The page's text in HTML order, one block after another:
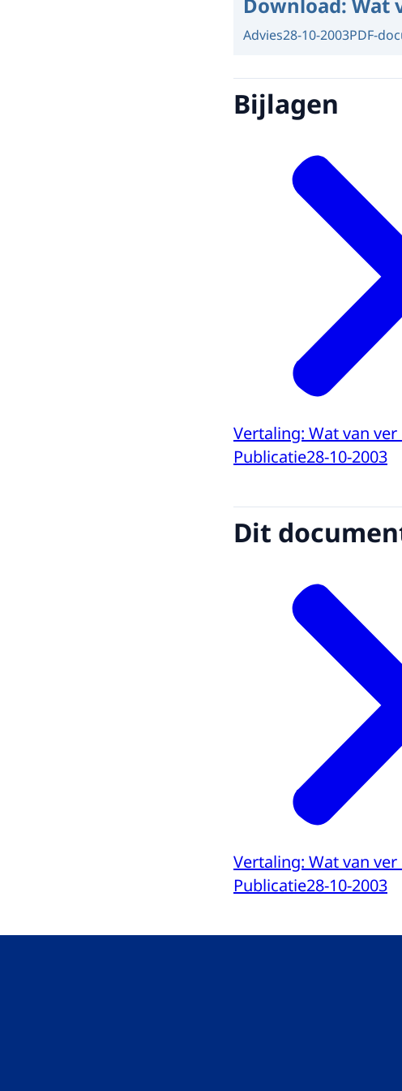
Advies28-10-2003PDF-
Bijlagen
Vertaling: Wat van
Publicatie28-10-2003
Dit
Vertaling: Wat van
Publicatie28-10-2003